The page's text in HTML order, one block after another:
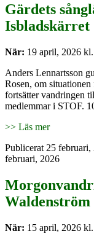
Gärdets
Isbladskärret
När: 19 april, 2026
Anders Lennartsson
Rosen, om
fortsätter vandringen
medlemmar i STOF.
>> Läs mer
Publicerat 25 februari,
februari, 2026
När: 15 april, 2026